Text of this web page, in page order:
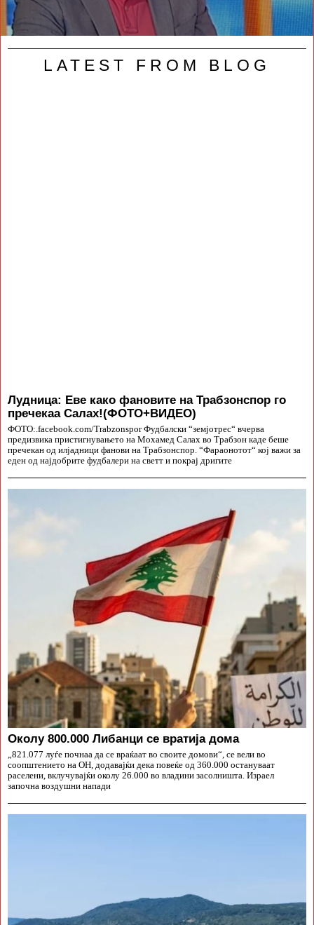
LATEST FROM BLOG
Лудница: Еве како фановите на Трабзонспор го
пречекаа Салах!(ФОТО+ВИДЕО)
ФОТО:.facebook.com/Trabzonspor Фудбалски “земјотрес“ вчерва
предизвика пристигнувањето на Мохамед Салах во Трабзон каде беше
пречекан од илјадници фанови на Трабзонспор. “Фараонотот“ кој важи за
еден од најдобрите фудбалери на светт и покрај дригите
Околу 800.000 Либанци се вратија дома
„821.077 луѓе почнаа да се враќаат во своите домови“, се вели во
соопштението на ОН, додавајќи дека повеќе од 360.000 остануваат
раселени, вклучувајќи околу 26.000 во владини засолништа. Израел
започна воздушни напади